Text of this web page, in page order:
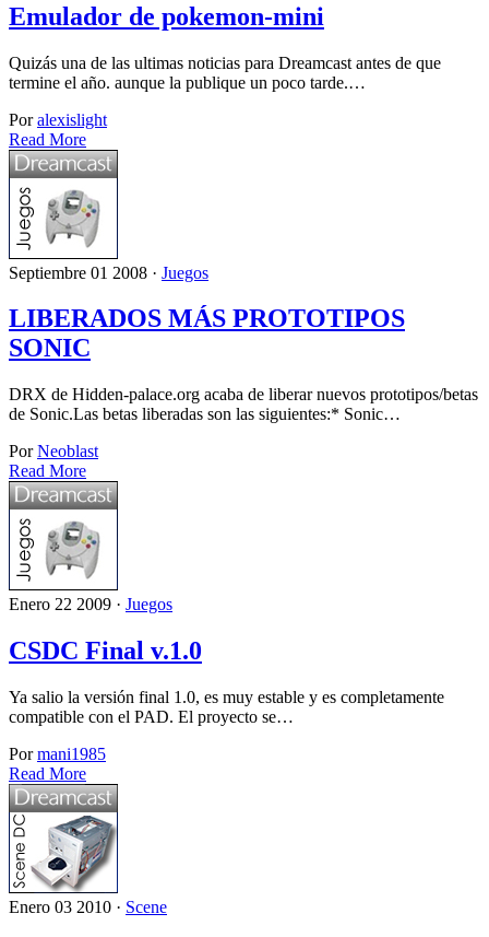
Emulador de pokemon-mini
Quizás una de las ultimas noticias para Dreamcast antes de que
termine el año. aunque la publique un poco tarde.…
Poralexislight
Read More
Septiembre 01 2008 · Juegos
LIBERADOS MÁS PROTOTIPOS
SONIC
DRX de Hidden-palace.org acaba de liberar nuevos prototipos/betas
de Sonic.Las betas liberadas son las siguientes:* Sonic…
PorNeoblast
Read More
Enero 22 2009 · Juegos
CSDC Final v.1.0
Ya salio la versión final 1.0, es muy estable y es completamente
compatible con el PAD. El proyecto se…
Pormani1985
Read More
Enero 03 2010 · Scene